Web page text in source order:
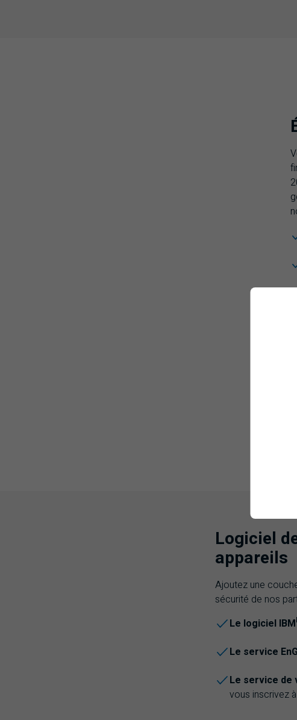
Logiciel
appareils
Ajoutez une
sécurité de nos
Le logiciel IBM
Le service
Le service de
vous inscrivez